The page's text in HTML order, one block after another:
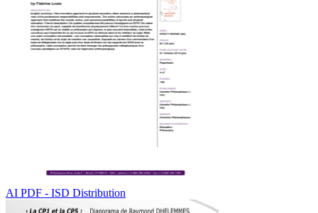
AI PDF - ISD Distribution